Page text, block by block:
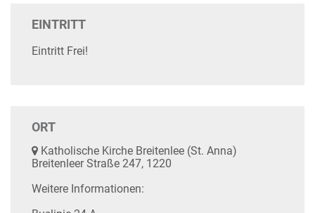
EINTRITT
Eintritt Frei!
ORT
Katholische Kirche Breitenlee (St. Anna)
Breitenleer Straße 247, 1220
Weitere Informationen: